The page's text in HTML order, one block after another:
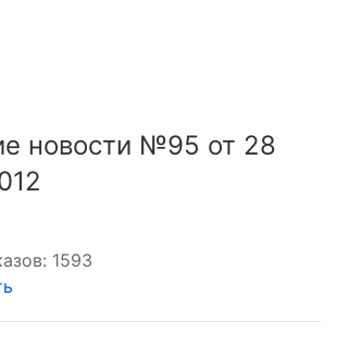
новости №95 от 28
1593